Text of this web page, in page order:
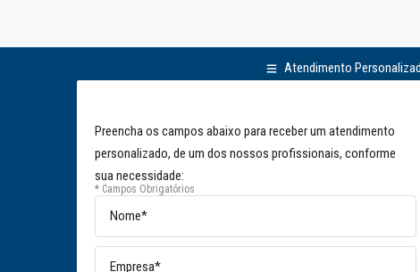
Atendimento
Preencha os campos abaixo para receber um atendimento
personalizado, de um dos nossos profissionais, conforme
sua necessidade:
* Campos Obrigatórios